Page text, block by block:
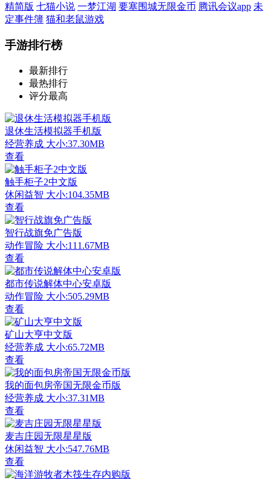
精简版 七猫小说 一梦江湖 要塞围城无限金币 腾讯会议app 未
定事件簿 猫和老鼠游戏
手游排行榜
最新排行
最热排行
评分最高
退休生活模拟器手机版
经营养成 大小:37.30MB
查看
触手柜子2中文版
休闲益智 大小:104.35MB
查看
智行战旗免广告版
动作冒险 大小:111.67MB
查看
都市传说解体中心安卓版
动作冒险 大小:505.29MB
查看
矿山大亨中文版
经营养成 大小:65.72MB
查看
我的面包房帝国无限金币版
经营养成 大小:37.31MB
查看
麦吉庄园无限星星版
休闲益智 大小:547.76MB
查看